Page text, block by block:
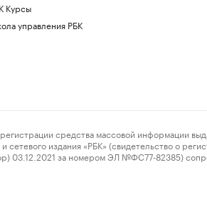
Курсы
управления РБК
средства массовой информации
издания «РБК» (свидетельство о
03.12.2021 за номером ЭЛ №ФС77-82385)